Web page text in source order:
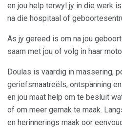
en jou help terwyl jy in die werk
na die hospitaal of
As jy gereed is om na jou
saam met jou of volg in haar
Doulas is vaardig in massering,
geriefsmaatreëls, ontspanning
en jou maat help om te besluit
of om meer gemak te maak.
en herinnerings maak oor